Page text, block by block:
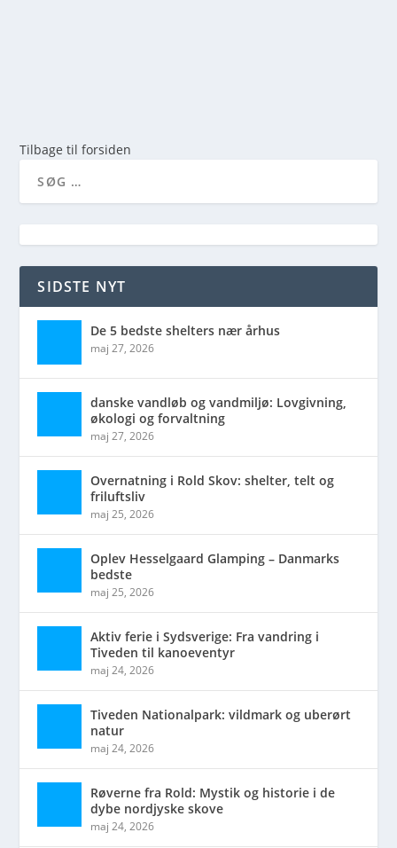
Tilbage til forsiden
SIDSTE NYT
De 5 bedste shelters nær århus
maj 27, 2026
danske vandløb og vandmiljø: Lovgivning,
økologi og forvaltning
maj 27, 2026
Overnatning i Rold Skov: shelter, telt og
friluftsliv
maj 25, 2026
Oplev Hesselgaard Glamping – Danmarks
bedste
maj 25, 2026
Aktiv ferie i Sydsverige: Fra vandring i
Tiveden til kanoeventyr
maj 24, 2026
Tiveden Nationalpark: vildmark og uberørt
natur
maj 24, 2026
Røverne fra Rold: Mystik og historie i de
dybe nordjyske skove
maj 24, 2026